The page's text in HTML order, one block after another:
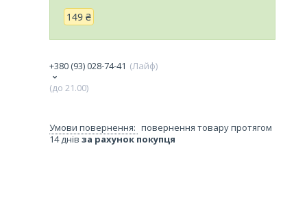
149 ₴
+380 (93) 028-74-41
Лайф
(до 21.00)
повернення товару протягом
14 днів за рахунок покупця